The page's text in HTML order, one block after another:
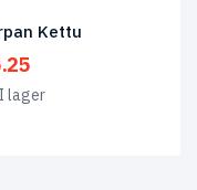
Kettu
I lager